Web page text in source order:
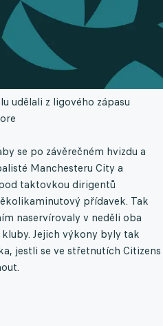
udělali z ligového zápasu
se po závěrečném hvizdu a
Manchesteru City a
taktovkou dirigentů
přídavek. Tak
naservírovaly v neděli oba
Jejich výkony byly tak
jestli se ve střetnutích Citizens